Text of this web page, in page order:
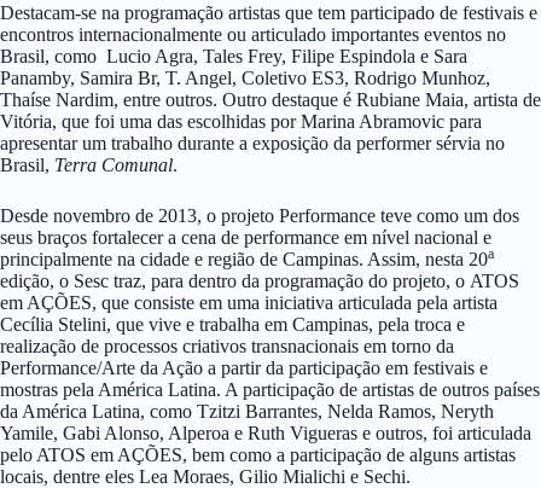
Destacam-se na programação artistas que tem participado de festivais e
encontros internacionalmente ou articulado importantes eventos no
Brasil, como Lucio Agra, Tales Frey, Filipe Espindola e Sara
Panamby, Samira Br, T. Angel, Coletivo ES3, Rodrigo Munhoz,
Thaíse Nardim, entre outros. Outro destaque é Rubiane Maia, artista de
Vitória, que foi uma das escolhidas por Marina Abramovic para
apresentar um trabalho durante a exposição da performer sérvia no
Brasil, Terra Comunal.
Desde novembro de 2013, o projeto Performance teve como um dos
seus braços fortalecer a cena de performance em nível nacional e
principalmente na cidade e região de Campinas. Assim, nesta 20a
edição, o Sesc traz, para dentro da programação do projeto, o ATOS
em AÇÕES, que consiste em uma iniciativa articulada pela artista
Cecília Stelini, que vive e trabalha em Campinas, pela troca e
realização de processos criativos transnacionais em torno da
Performance/Arte da Ação a partir da participação em festivais e
mostras pela América Latina. A participação de artistas de outros países
da América Latina, como Tzitzi Barrantes, Nelda Ramos, Neryth
Yamile, Gabi Alonso, Alperoa e Ruth Vigueras e outros, foi articulada
pelo ATOS em AÇÕES, bem como a participação de alguns artistas
locais, dentre eles Lea Moraes, Gilio Mialichi e Sechi.